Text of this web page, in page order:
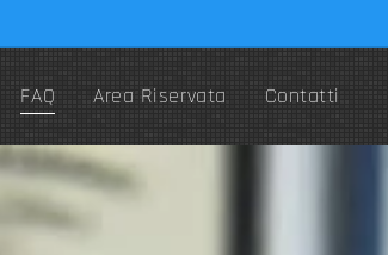
FAQ Area Riservata Contatti